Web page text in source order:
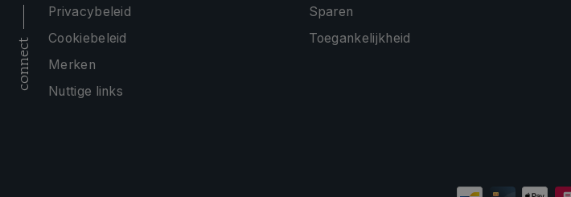
connect
Privacybeleid
Cookiebeleid
Merken
Nuttige links
Sparen
Toegankelijkheid